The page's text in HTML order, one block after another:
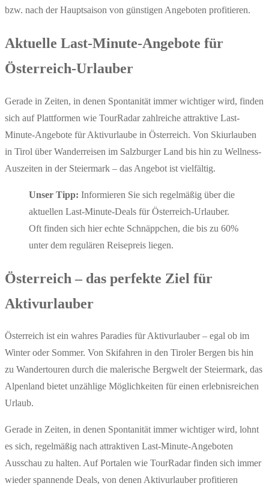
bzw. nach der Hauptsaison von günstigen Angeboten profitieren.
Aktuelle Last-Minute-Angebote für
Österreich-Urlauber
Gerade in Zeiten, in denen Spontanität immer wichtiger wird, finden
sich auf Plattformen wie TourRadar zahlreiche attraktive Last-
Minute-Angebote für Aktivurlaube in Österreich. Von Skiurlauben
in Tirol über Wanderreisen im Salzburger Land bis hin zu Wellness-
Auszeiten in der Steiermark – das Angebot ist vielfältig.
Unser Tipp: Informieren Sie sich regelmäßig über die
aktuellen Last-Minute-Deals für Österreich-Urlauber.
Oft finden sich hier echte Schnäppchen, die bis zu 60%
unter dem regulären Reisepreis liegen.
Österreich – das perfekte Ziel für
Aktivurlauber
Österreich ist ein wahres Paradies für Aktivurlauber – egal ob im
Winter oder Sommer. Von Skifahren in den Tiroler Bergen bis hin
zu Wandertouren durch die malerische Bergwelt der Steiermark, das
Alpenland bietet unzählige Möglichkeiten für einen erlebnisreichen
Urlaub.
Gerade in Zeiten, in denen Spontanität immer wichtiger wird, lohnt
es sich, regelmäßig nach attraktiven Last-Minute-Angeboten
Ausschau zu halten. Auf Portalen wie TourRadar finden sich immer
wieder spannende Deals, von denen Aktivurlauber profitieren